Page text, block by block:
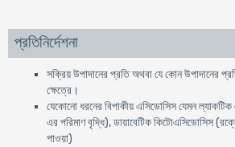
প্রতিনির্দেশনা
সক্রিয় উপাদানের প্রতি অথবা যে কোন উপাদানের
ক্ষেত্রে।
যেকোনো ধরনের বিপাকীয় এসিডোসিস যেমন
এর পরিমাণ বৃদ্ধি), ডায়াবেটিক কিটোএসিডোসিস
পাওয়া)